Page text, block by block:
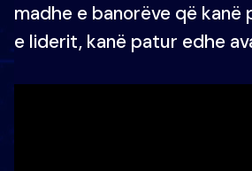
madhe e banorëve që kanë
e liderit, kanë patur edhe